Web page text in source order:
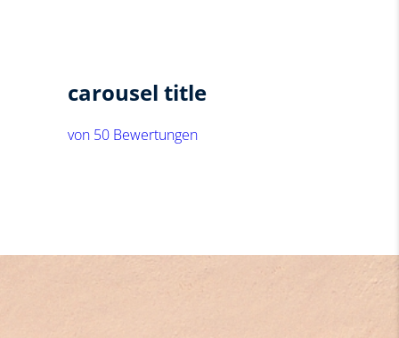
carousel title
von 50 Bewertungen